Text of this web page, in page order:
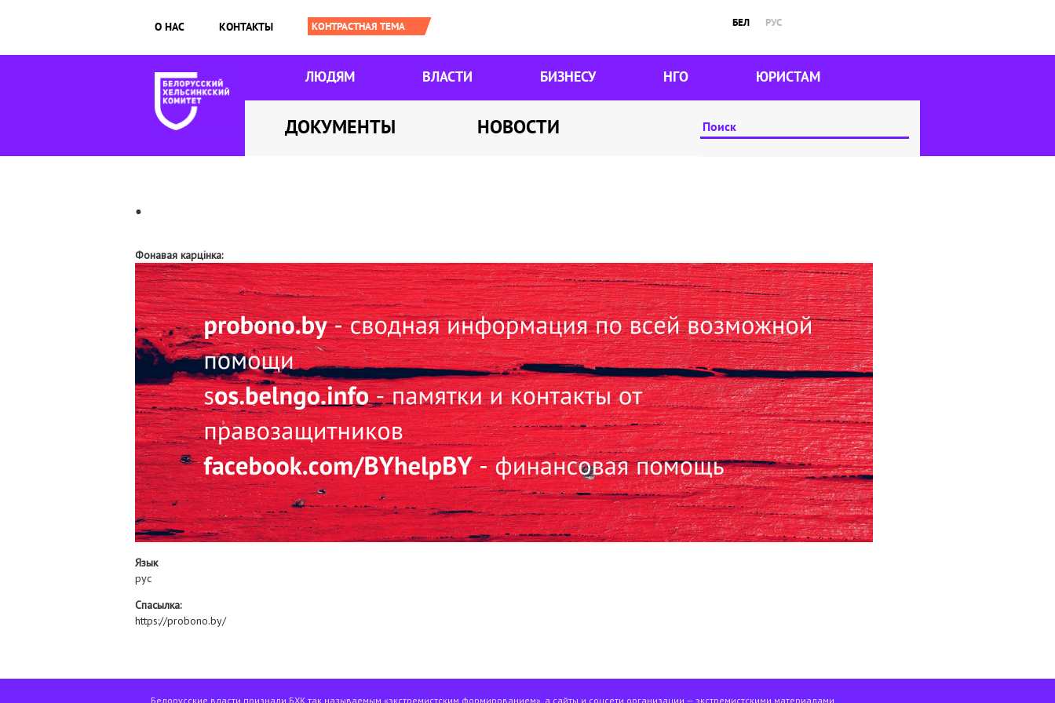
О НАС КОНТАКТЫ БЕЛ РУС
ЛЮДЯМ ВЛАСТИ БИЗНЕСУ НГО ЮРИСТАМ
ДОКУМЕНТЫ НОВОСТИ
.
Фонавая карцінка:
Язык
рус
Спасылка:
https://probono.by/
Белорусские власти признали БХК так называемым «экстремистским формированием», а сайты и соцсети организации — экстремистскими материалами.